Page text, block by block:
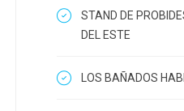
STAND DE
DEL ESTE
LOS BAÑADOS